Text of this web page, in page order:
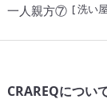
一人親方⑦[洗い
CRAREQについ